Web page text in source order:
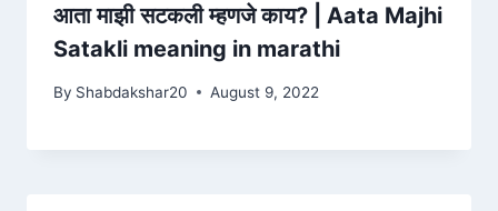
आता माझी सटकली म्हणजे काय? | Aata Majhi
Satakli meaning in marathi
By Shabdakshar20 August 9, 2022